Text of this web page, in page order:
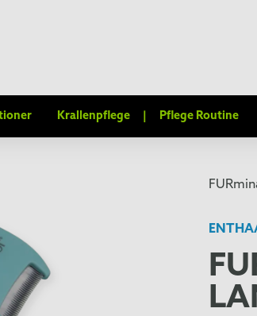
Krallenpflege Pflege Routine